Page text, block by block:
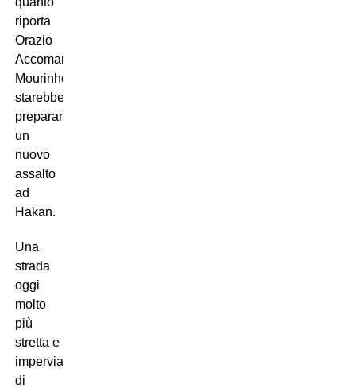
riporta
Orazio
Accomando,
Mourinho
starebbe
preparando
un
nuovo
assalto
ad
Hakan.
Una
strada
oggi
molto
più
stretta e
impervia
di